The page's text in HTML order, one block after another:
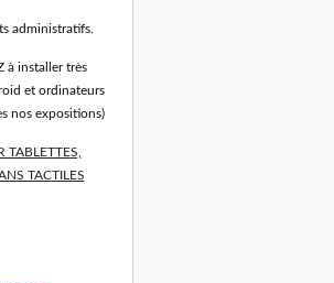
administratifs.
à installer très
et ordinateurs
nos expositions)
TABLETTES,
TACTILES